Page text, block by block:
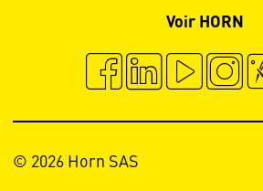
Voir HORN
© 2026 Horn SAS